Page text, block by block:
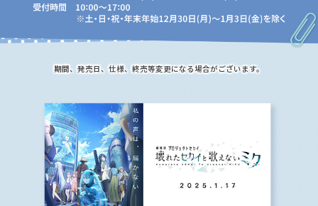
期間、発売日、仕様、終売等変更になる場合がございます。